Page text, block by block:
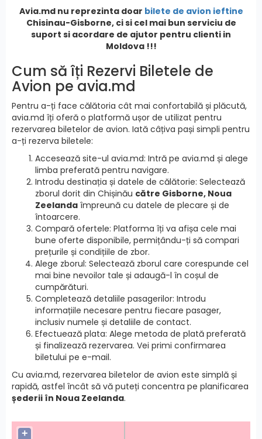
Avia.md nu reprezinta doar bilete de avion ieftine
Chisinau-Gisborne, ci si cel mai bun serviciu de
suport si acordare de ajutor pentru clienti in
Moldova !!!
Cum să îți Rezervi Biletele de
Avion pe avia.md
Pentru a-ți face călătoria cât mai confortabilă și plăcută,
avia.md îți oferă o platformă ușor de utilizat pentru
rezervarea biletelor de avion. Iată câțiva pași simpli pentru
a-ți rezerva biletele:
Accesează site-ul avia.md: Intră pe avia.md și alege
limba preferată pentru navigare.
Introdu destinația și datele de călătorie: Selectează
zborul dorit din Chișinău către Gisborne, Noua
Zeelanda împreună cu datele de plecare și de
întoarcere.
Compară ofertele: Platforma îți va afișa cele mai
bune oferte disponibile, permițându-ți să compari
prețurile și condițiile de zbor.
Alege zborul: Selectează zborul care corespunde cel
mai bine nevoilor tale și adaugă-l în coșul de
cumpărături.
Completează detaliile pasagerilor: Introdu
informațiile necesare pentru fiecare pasager,
inclusiv numele și detaliile de contact.
Efectuează plata: Alege metoda de plată preferată
și finalizează rezervarea. Vei primi confirmarea
biletului pe e-mail.
Cu avia.md, rezervarea biletelor de avion este simplă și
rapidă, astfel încât să vă puteți concentra pe planificarea
șederii în Noua Zeelanda.
+